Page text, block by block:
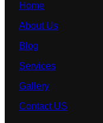
Home
About Us
Blog
Services
Gallery
Contact US